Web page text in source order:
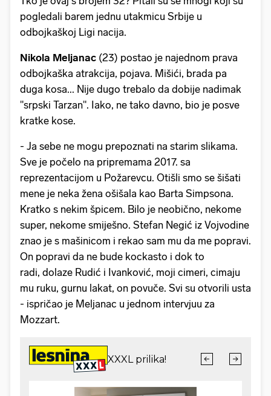
pogledali barem jednu utakmicu Srbije u
odbojkaškoj Ligi nacija.
Nikola Meljanac (23) postao je najednom prava
odbojkaška atrakcija, pojava. Mišići, brada pa
duga kosa... Nije dugo trebalo da dobije nadimak
"srpski Tarzan". Iako, ne tako davno, bio je posve
kratke kose.
- Ja sebe ne mogu prepoznati na starim slikama.
Sve je počelo na pripremama 2017. sa
reprezentacijom u Požarevcu. Otišli smo se šišati
mene je neka žena ošišala kao Barta Simpsona.
Kratko s nekim špicem. Bilo je neobično, nekome
super, nekome smiješno. Stefan Negić iz Vojvodine
znao je s mašinicom i rekao sam mu da me popravi.
On popravi da ne bude kockasto i dok to
radi, dolaze Rudić i Ivanković, moji cimeri, cimaju
mu ruku, gurnu lakat, on povuče. Svi su otvorili usta
- ispričao je Meljanac u jednom intervjuu za
Mozzart.